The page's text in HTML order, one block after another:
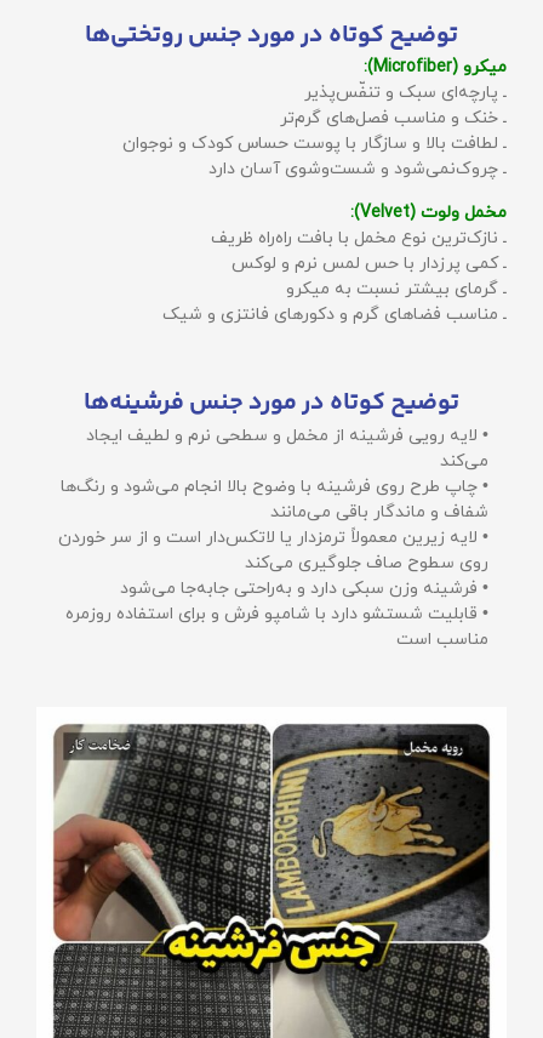
توضیح کوتاه در مورد جنس روتختی‌ها
میکرو (Microfiber):
ـ پارچه‌ای سبک و تنفّس‌پذیر
ـ خنک و مناسب فصل‌های گرم‌تر
ـ لطافت بالا و سازگار با پوست حساس کودک و نوجوان
ـ چروک‌نمی‌شود و شست‌وشوی آسان دارد
مخمل ولوت (Velvet):
ـ نازک‌ترین نوع مخمل با بافت راه‌راه ظریف
ـ کمی پرزدار با حس لمس نرم و لوکس
ـ گرمای بیشتر نسبت به میکرو
ـ مناسب فضاهای گرم و دکورهای فانتزی و شیک
توضیح کوتاه در مورد جنس فرشینه‌ها
• لایه رویی فرشینه از مخمل و سطحی نرم و لطیف ایجاد
می‌کند
• چاپ طرح روی فرشینه با وضوح بالا انجام می‌شود و رنگ‌ها
شفاف و ماندگار باقی می‌مانند
• لایه زیرین معمولاً ترمزدار یا لاتکس‌دار است و از سر خوردن
روی سطوح صاف جلوگیری می‌کند
• فرشینه وزن سبکی دارد و به‌راحتی جابه‌جا می‌شود
• قابلیت شستشو دارد با شامپو فرش و برای استفاده روزمره
مناسب است